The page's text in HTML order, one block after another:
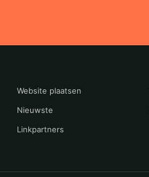
Website plaatsen
Nieuwste
Linkpartners